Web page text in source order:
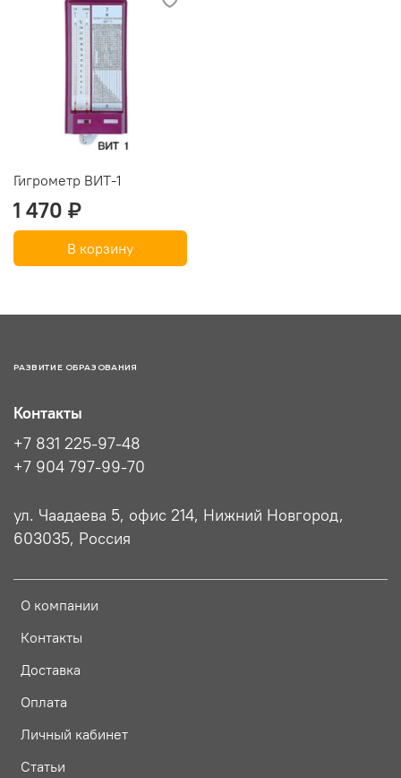
Гигрометр ВИТ-1
1 470 ₽
В корзину
РАЗВИТИЕ ОБРАЗОВАНИЯ
О компании
Контакты
Доставка
Оплата
Личный кабинет
Статьи
Контакты
+7 831 225-97-48
+7 904 797-99-70
ул. Чаадаева 5, офис 214, Нижний Новгород,
603035, Россия